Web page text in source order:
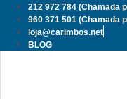
Pular
para
conteúdo
212 972 784 (Chamada
960 371 501 (Chamada
loja@carimbos.net
BLOG